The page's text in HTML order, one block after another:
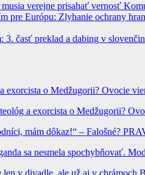
verejne prisahať vernosť
pre Európu: Zlyhanie ochrany
3. časť preklad a dabing v
exorcista o Medžugorii? Ovocie
a exorcista o Medžugorii?
mám dôkaz!“ – Falošné?
sa nesmela spochybňovať.
len v divadle, ale už aj v chrámoch